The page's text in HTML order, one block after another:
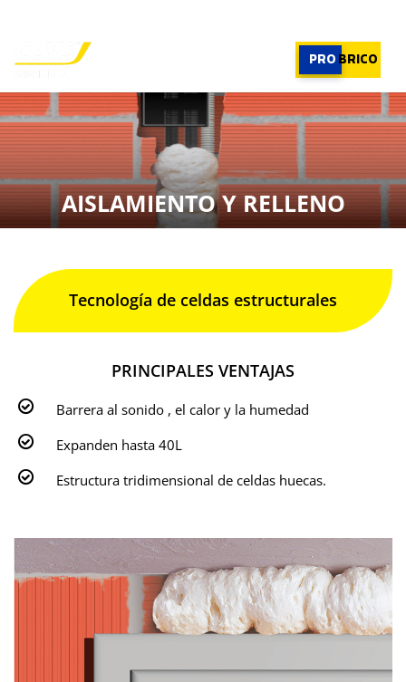
PRO BRICO
×
PRODUCTOS
RECOMENDADOR
APLICACIONES
CALCULADORA
SOBRE CEYS
SUSCRIBIRME
AISLAMIENTO Y RELLENO
Tecnología de celdas estructurales
PRINCIPALES VENTAJAS
Barrera al sonido , el calor y la humedad
Expanden hasta 40L
Estructura tridimensional de celdas huecas.